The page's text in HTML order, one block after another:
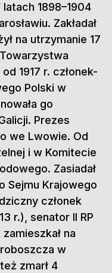
1898–1904
Zakładał
na utrzymanie 17
1917 r. członek-
Polski w
go
Prezes
we Lwowie. Od
i w Komitecie
Zasiadał
Sejmu Krajowego
członek
r.), senator II RP
na
w
zmarł 4